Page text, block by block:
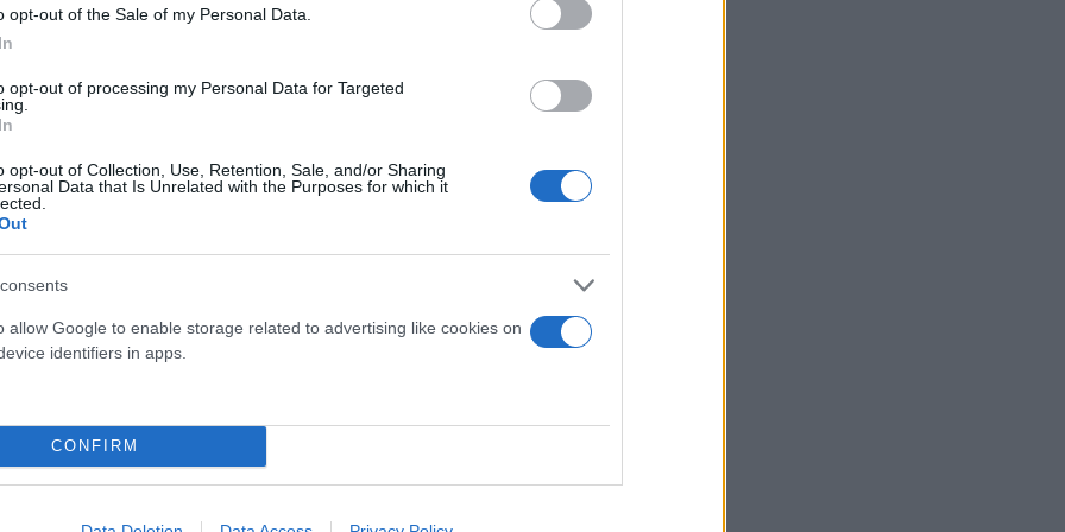
opt-out of the Sale of my Personal Data.
opt-out of processing my Personal Data for Targeted
opt-out of Collection, Use, Retention, Sale, and/or Sharing
Data that Is Unrelated with the Purposes for which it
allow Google to enable storage related to advertising like cookies on
identifiers in apps.
CONFIRM
επισκέφθηκε και ο πρόεδρος τηςΕΠΟ
Μάκης
-μπόνους». Εκείνος δεν μπορούσε να αντισταθεί στους
ότι θα λάβουν πριμ ύψους ενός εκατομμυρίου, το
άρχισε να τον αποθεώνει τραγουδώντας το σύνθημα